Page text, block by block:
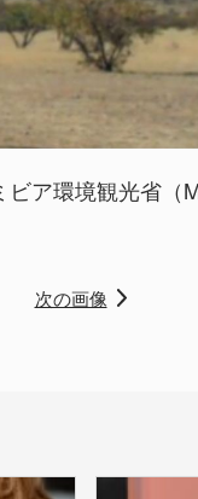
ア環境観光省（
次の画像